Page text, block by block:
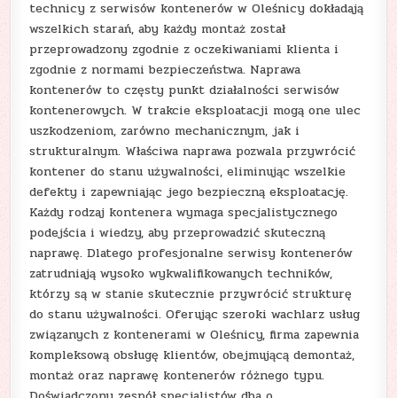
technicy z serwisów kontenerów w Oleśnicy dokładają
wszelkich starań, aby każdy montaż został
przeprowadzony zgodnie z oczekiwaniami klienta i
zgodnie z normami bezpieczeństwa. Naprawa
kontenerów to częsty punkt działalności serwisów
kontenerowych. W trakcie eksploatacji mogą one ulec
uszkodzeniom, zarówno mechanicznym, jak i
strukturalnym. Właściwa naprawa pozwala przywrócić
kontener do stanu używalności, eliminując wszelkie
defekty i zapewniając jego bezpieczną eksploatację.
Każdy rodzaj kontenera wymaga specjalistycznego
podejścia i wiedzy, aby przeprowadzić skuteczną
naprawę. Dlatego profesjonalne serwisy kontenerów
zatrudniają wysoko wykwalifikowanych techników,
którzy są w stanie skutecznie przywrócić strukturę
do stanu używalności. Oferując szeroki wachlarz usług
związanych z kontenerami w Oleśnicy, firma zapewnia
kompleksową obsługę klientów, obejmującą demontaż,
montaż oraz naprawę kontenerów różnego typu.